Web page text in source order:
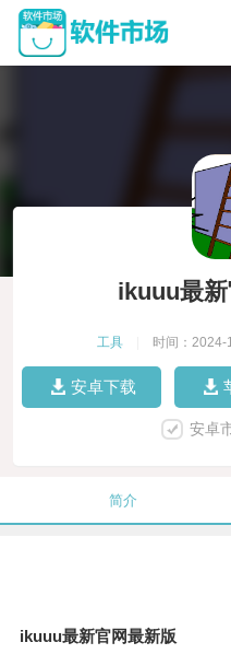
ikuuu最
工具 时间：2024-
安卓下载
安卓
简介
ikuuu最新官网最新版